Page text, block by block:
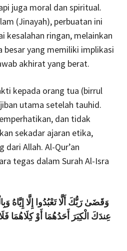
juga moral dan spiritual.
(Jinayah), perbuatan ini
kesalahan ringan, melainkan
besar yang memiliki implikasi
akhirat yang berat.
kepada orang tua (birrul
utama setelah tauhid.
dan tidak
sekadar ajaran etika,
Allah. Al-Qur’an
tegas dalam Surah Al-Isra
وَقَضَىٰ رَبُّكَ أَلَّا تَعْبُدُوا إِلَّا إِيَّاهُ
عِندَكَ الْكِبَرَ أَحَدُهُمَا أَوْ كِلَاهُمَا